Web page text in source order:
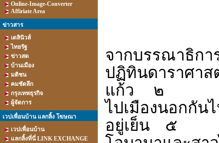
Online-Image-Converter
Affiriate Area
ข่าวสาร
เดลินิวส์
ไทยรัฐ
ข่าวสด
บ้านเมือง
มติชน
คมชัดลึก
กรุงเทพธุรกิจ
ผู้จัดการ
เวปเพื่อนบ้าน แลกลิ้ง โฆษณา
เวปเพื่อนบ้าน
แลกลิ้งที่นี่ LINK EXCHANGE
จากบรรณาธิกา
ปฏิทินดาราศาส
แก้ว
๒
ไปเมืองนอกกัน
อยู่เย็น
๕